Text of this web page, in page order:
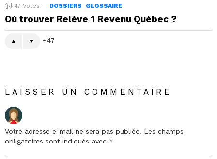
47 Votes DOSSIERS GLOSSAIRE
Où trouver Relève 1 Revenu Québec ?
47
LAISSER UN COMMENTAIRE
Votre adresse e-mail ne sera pas publiée. Les champs
obligatoires sont indiqués avec *